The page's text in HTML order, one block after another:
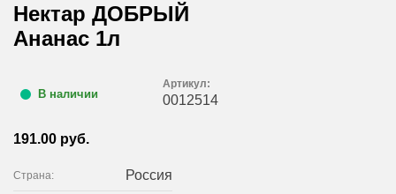
Нектар ДОБРЫЙ
Ананас 1л
В наличии
Артикул:
0012514
191.00 руб.
Страна: Россия